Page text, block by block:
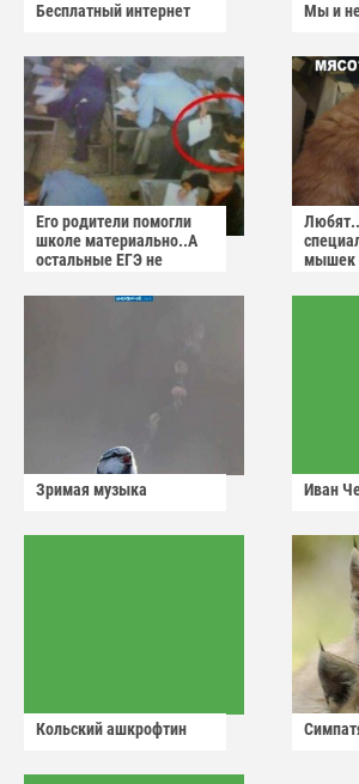
Бесплатный интернет Мы и
Его родители помогли
школе материально..А
остальные ЕГЭ не
мышек
Зримая музыка Иван
Кольский ашкрофтин